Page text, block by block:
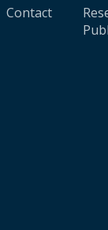
Contact